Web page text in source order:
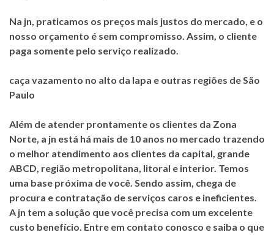
Na jn, praticamos os preços mais justos do mercado, e o
nosso orçamento é sem compromisso. Assim, o cliente
paga somente pelo serviço realizado.
caça vazamento no alto da lapa e outras regiões de São
Paulo
Além de atender prontamente os clientes da Zona
Norte, a jn está há mais de 10 anos no mercado trazendo
o melhor atendimento aos clientes da capital, grande
ABCD, região metropolitana, litoral e interior. Temos
uma base próxima de você. Sendo assim, chega de
procura e contratação de serviços caros e ineficientes.
A jn tem a solução que você precisa com um excelente
custo benefício. Entre em contato conosco e saiba o que